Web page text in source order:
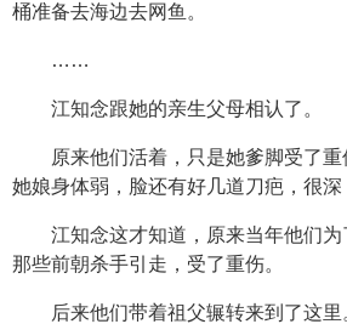
桶准备去海边去网鱼。
……
江知念跟她的亲生父母相认了。
原来他们活着，只是她爹脚受了重
她娘身体弱，脸还有好几道刀疤，很深
江知念这才知道，原来当年他们
那些前朝杀手引走，受了重伤。
后来他们带着祖父辗转来到了这里